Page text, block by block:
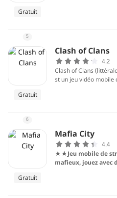
Gratuit
xpérience stimulante.
5
Gratuit
Clash of Clans
4.2
Clash of Clans
st un jeu vidéo mobile
6
Gratuit
Mafia City
4.4
★★Jeu mobile de
mafieux, jouez avec